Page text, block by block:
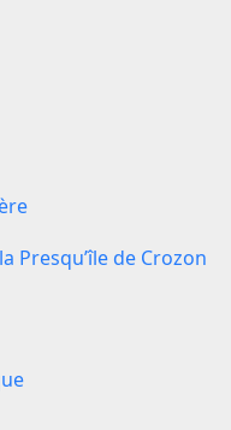
Presqu’île de Crozon